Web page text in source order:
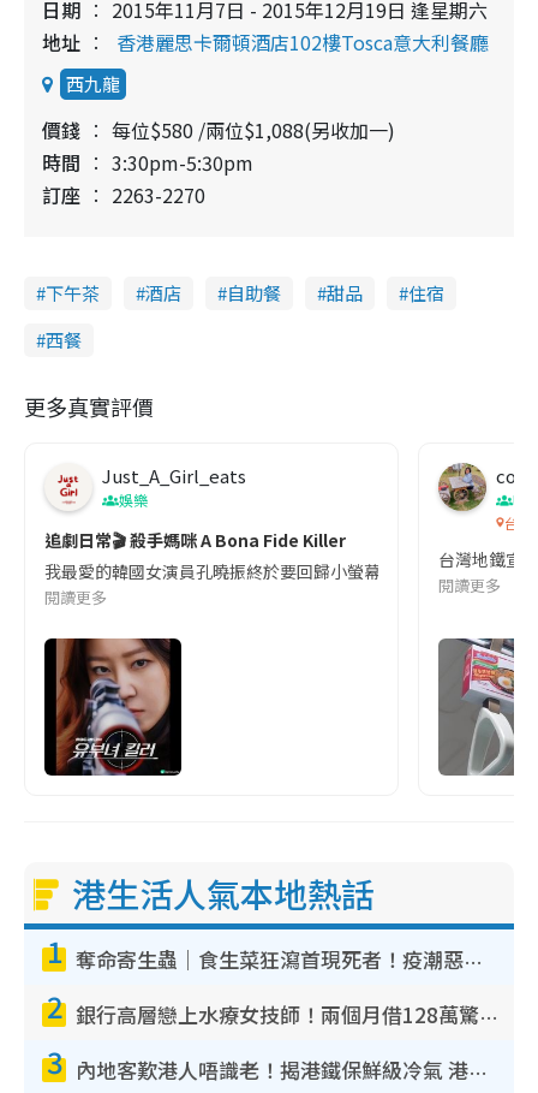
日期
2015年11月7日 - 2015年12月19日 逢星期六
地址
香港麗思卡爾頓酒店102樓Tosca意大利餐廳
西九龍
價錢
每位$580 /兩位$1,088(另收加一)
時間
3:30pm-5:30pm
訂座
2263-2270
下午茶 酒店 自助餐 甜品
住宿
西餐
更多真實評價
Just_A_Girl_eats
娛樂
追劇日常🎬 殺手媽咪 A Bona Fide Killer
我最愛的韓國女演員孔曉振終於要回歸小螢幕啦!這次的劇本改編
閱讀更多
co
吹
台灣
台灣地鐵宣
閱讀更多
港生活人氣本地熱話
1 奪命寄生蟲｜食生菜狂瀉首現死者！疫潮惡化錄1.8萬宗病例 揭洗菜3大謬誤
2 銀行高層戀上水療女技師！兩個月借128萬驚覺「沉船」沉落火海 揭背後疑似邪教操控賣淫
3 內地客歎港人唔識老！揭港鐵保鮮級冷氣 港人求放過：咪投訴